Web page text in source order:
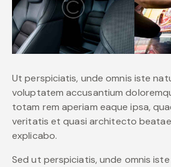
Ut perspiciatis, unde omnis iste
voluptatem accusantium
totam rem aperiam eaque ipsa,
veritatis et quasi architecto
explicabo.
Sed ut perspiciatis, unde omnis